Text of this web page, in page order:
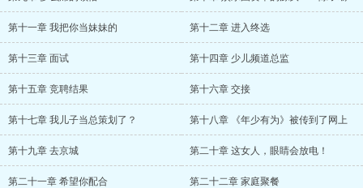
第十一章 我把你当妹妹的 第十二章 进入终选
第十三章 面试 第十四章 少儿频道总监
第十五章 竞聘结果 第十六章 交接
第十七章 我儿子当总策划了？ 第十八章 《年少有为》被传到了网上
第十九章 去京城 第二十章 这女人，眼睛会放电！
第二十一章 希望你配合 第二十二章 家庭聚餐